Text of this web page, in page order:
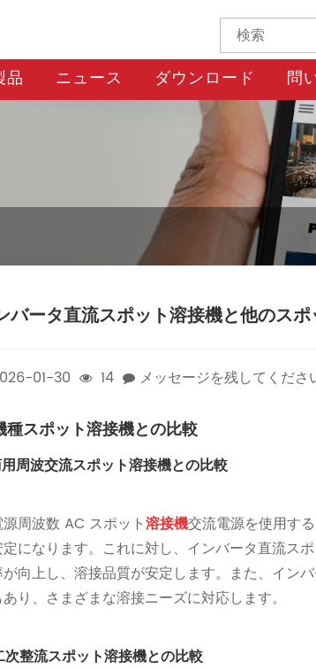
品 ニュース ダウンロード 問
バータ直流スポット溶接機と他のス
01-30 14 メッセージを残してくださ
種スポット溶接機との比較
用周波交流スポット溶接機との比較
周波数 AC スポット溶接機交流電源を使用す
になります。これに対し、インバータ直流ス
向上し、溶接品質が安定します。また、イン
り、さまざまな溶接ニーズに対応します。
次整流スポット溶接機との比較